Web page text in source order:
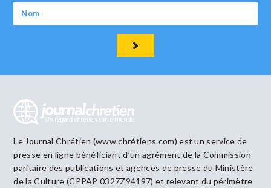
Le Journal Chrétien (www.chrétiens.com) est un service de
presse en ligne bénéficiant d’un agrément de la Commission
paritaire des publications et agences de presse du Ministère
de la Culture (CPPAP 0327Z94197) et relevant du périmètre